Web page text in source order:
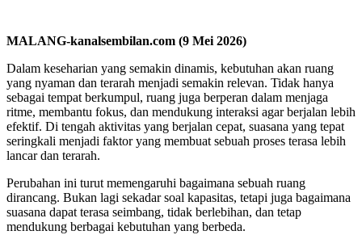
MALANG-kanalsembilan.com (9 Mei 2026)
Dalam keseharian yang semakin dinamis, kebutuhan akan ruang
yang nyaman dan terarah menjadi semakin relevan. Tidak hanya
sebagai tempat berkumpul, ruang juga berperan dalam menjaga
ritme, membantu fokus, dan mendukung interaksi agar berjalan lebih
efektif. Di tengah aktivitas yang berjalan cepat, suasana yang tepat
seringkali menjadi faktor yang membuat sebuah proses terasa lebih
lancar dan terarah.
Perubahan ini turut memengaruhi bagaimana sebuah ruang
dirancang. Bukan lagi sekadar soal kapasitas, tetapi juga bagaimana
suasana dapat terasa seimbang, tidak berlebihan, dan tetap
mendukung berbagai kebutuhan yang berbeda.